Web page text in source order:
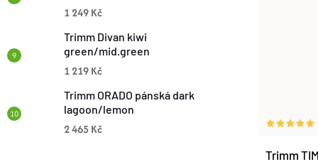
1 249 Kč
Trimm Divan kiwi
green/mid.green
1 219 Kč
Trimm ORADO pánská dark
lagoon/lemon
2 465 Kč
Trimm